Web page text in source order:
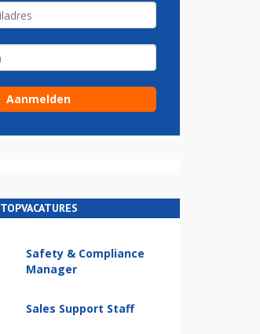
TOPVACATURES
Safety & Compliance
Manager
Sales Support Staff